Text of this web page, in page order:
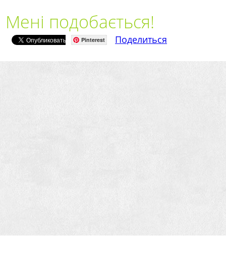
Мені подобається!
Pinterest Поделиться